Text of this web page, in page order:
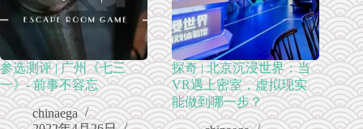
参选测评 | 广州《七三
一》- 前事不容忘
chinaega
探奇 | 北京沉浸世界：当
VR遇上密室，虚拟现实
能做到哪一步？